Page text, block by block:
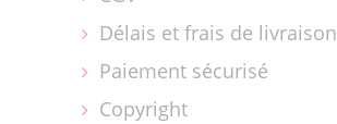
Délais et frais de livraison
Paiement sécurisé
Copyright